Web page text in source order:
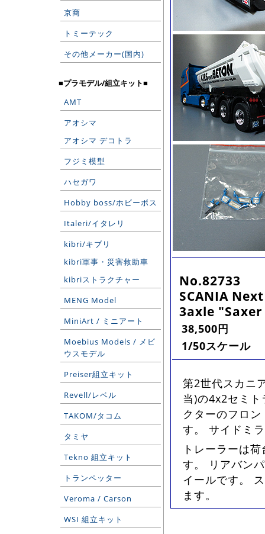
京商
トミーテック
その他メーカー(国内)
■プラモデル/組立キット■
AMT
アオシマ
アオシマ デコトラ
フジミ模型
ハセガワ
Hobby boss/ホビーボス
Italeri/イタレリ
kibri/キブリ
kibri軍事・災害救助車
kibriストラクチャー
MENG Model
MiniArt / ミニアート
Moebius Models / メビ
ウスモデル
Preiser組立キット
Revell/レベル
TAKOM/タコム
タミヤ
Tekno 組立キット
トランペッター
Veroma / Carson
WSI 組立キット
No.82733
SCANIA
3axle "Saxer
38,500円
1/50スケール
第2世代スカニ
当)の4x2セミ
クターのフロ
す。 サイドミ
トレーラーは
す。 リアバン
イールです。
ます。